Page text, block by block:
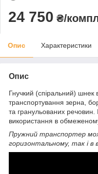
24 750 ₴/
Опис Характеристики
Опис
Гнучкий (спіральний) шнек
транспортування зерна,
та гранульованих речовин.
використання в обмеженому
Пружний транспортер
горизонтальному, так і в